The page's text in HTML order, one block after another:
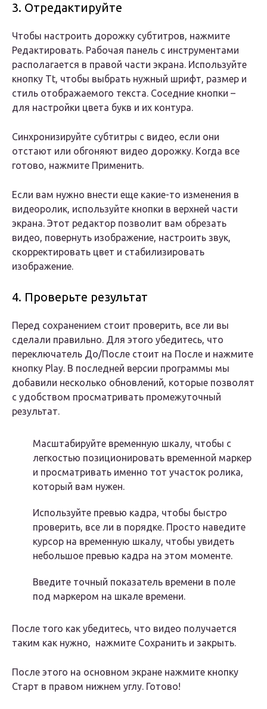
3. Отредактируйте
Чтобы настроить дорожку субтитров, нажмите
Редактировать. Рабочая панель с инструментами
располагается в правой части экрана. Используйте
кнопку Tt, чтобы выбрать нужный шрифт, размер и
стиль отображаемого текста. Соседние кнопки –
для настройки цвета букв и их контура.
Синхронизируйте субтитры с видео, если они
отстают или обгоняют видео дорожку. Когда все
готово, нажмите Применить.
Если вам нужно внести еще какие-то изменения в
видеоролик, используйте кнопки в верхней части
экрана. Этот редактор позволит вам обрезать
видео, повернуть изображение, настроить звук,
скорректировать цвет и стабилизировать
изображение.
4. Проверьте результат
Перед сохранением стоит проверить, все ли вы
сделали правильно. Для этого убедитесь, что
переключатель До/После стоит на После и нажмите
кнопку Play. В последней версии программы мы
добавили несколько обновлений, которые позволят
с удобством просматривать промежуточный
результат.
Масштабируйте временную шкалу, чтобы с
легкостью позиционировать временной маркер
и просматривать именно тот участок ролика,
который вам нужен.
Используйте превью кадра, чтобы быстро
проверить, все ли в порядке. Просто наведите
курсор на временную шкалу, чтобы увидеть
небольшое превью кадра на этом моменте.
Введите точный показатель времени в поле
под маркером на шкале времени.
После того как убедитесь, что видео получается
таким как нужно, нажмите Сохранить и закрыть.
После этого на основном экране нажмите кнопку
Старт в правом нижнем углу. Готово!